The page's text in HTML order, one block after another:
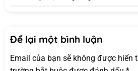
Để lại một bình luận
Email của bạn sẽ không được hiển